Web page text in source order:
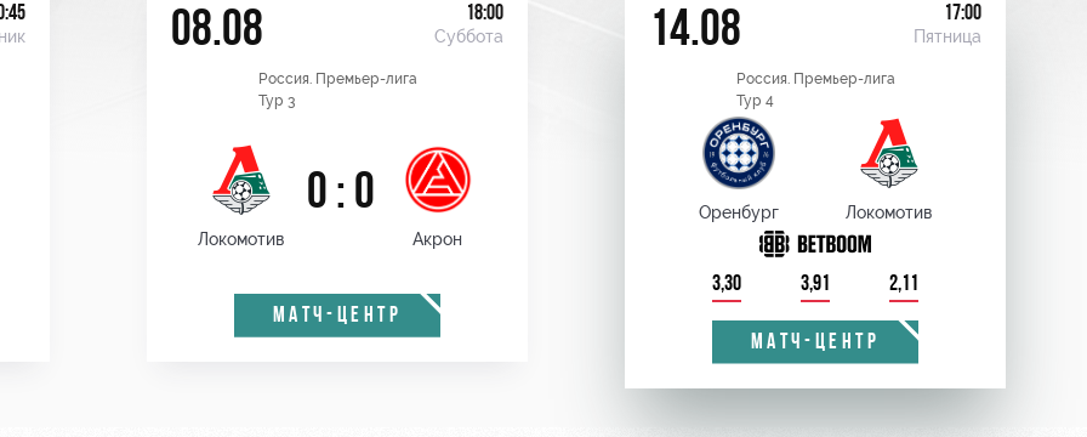
08.08 18:00
Суббота
Россия. Премьер-лига
Тур 3
Локомотив
0 : 0
Акрон
МАТЧ-ЦЕНТР
14.08 17:00
Пятница
Россия. Премьер-лига
Тур 4
Оренбург Локомотив
3,30 3,91 2,11
МАТЧ-ЦЕНТР